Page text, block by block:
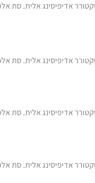
אדיפיסינג אלית. סת
אדיפיסינג אלית. סת
אדיפיסינג אלית. סת
אדיפיסינג אלית. סת